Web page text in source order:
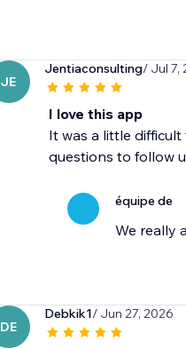
JE
Jentiaconsulting/ Jul 7,
I love this app
It was a little
questions to follow
équipe de
We really
DE
Debkik1/ Jun 27, 2026